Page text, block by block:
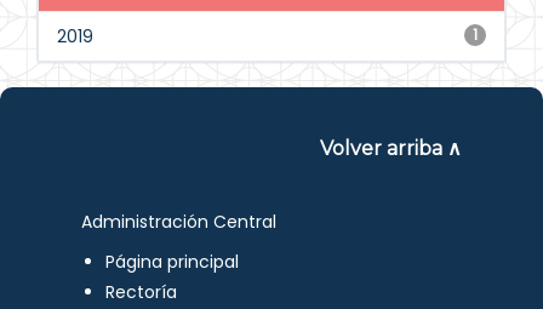
1
2019
Volver arriba ∧
Administración Central
Página principal
Rectoría